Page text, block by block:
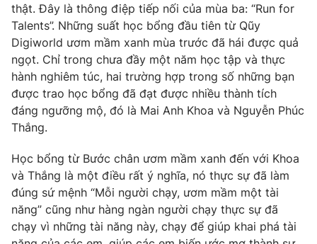
Tư vấn
Chuyên mục khác
Emagazine Podcast
Photo Infographic
VTV Money VTV Thể thao
VTV Sức khoẻ Bất động sản
thật. Đây là thông điệp tiếp nối của mùa ba: “Run for
Talents”. Những suất học bổng đầu tiên từ Qũy
Digiworld ươm mầm xanh mùa trước đã hái được quả
ngọt. Chỉ trong chưa đầy một năm học tập và thực
hành nghiêm túc, hai trường hợp trong số những bạn
được trao học bổng đã đạt được nhiều thành tích
đáng ngưỡng mộ, đó là Mai Anh Khoa và Nguyễn Phúc
Thắng.
Học bổng từ Bước chân ươm mầm xanh đến với Khoa
và Thắng là một điều rất ý nghĩa, nó thực sự đã làm
đúng sứ mệnh “Mỗi người chạy, ươm mầm một tài
năng” cũng như hàng ngàn người chạy thực sự đã
chạy vì những tài năng này, chạy để giúp khai phá tài